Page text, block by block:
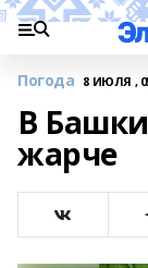
Погода 8 ИЮЛЯ ,
В
жарче